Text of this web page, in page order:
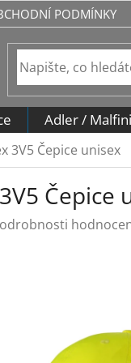
PODMÍNKY
Adler /
3V5 Čepice unisex
Čepice